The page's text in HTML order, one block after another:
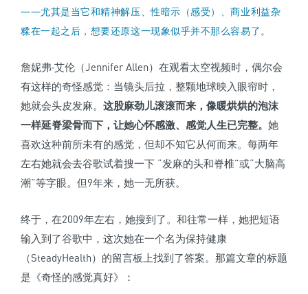
——尤其是当它和精神解压、性暗示（感受）、商业利益杂
糅在一起之后，想要还原这一现象似乎并不那么容易了。
詹妮弗·艾伦（Jennifer Allen）在观看太空视频时，偶尔会
有这样的奇怪感觉：当镜头后拉，整颗地球映入眼帘时，
她就会头皮发麻。 这股麻劲儿滚滚而来，像暖烘烘的泡沫
一样延脊梁骨而下，让她心怀感激、感觉人生已完整。 她
喜欢这种前所未有的感觉，但却不知它从何而来。每两年
左右她就会去谷歌试着搜一下 “发麻的头和脊椎”或“大脑高
潮”等字眼。但9年来，她一无所获。
终于，在2009年左右，她搜到了。和往常一样，她把短语
输入到了谷歌中，这次她在一个名为保持健康
（SteadyHealth）的留言板上找到了答案。那篇文章的标题
是《奇怪的感觉真好》：